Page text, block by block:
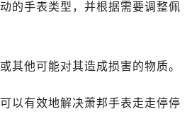
的手表类型，并根据需要调整佩
其他可能对其造成损害的物质。
以有效地解决萧邦手表走走停停